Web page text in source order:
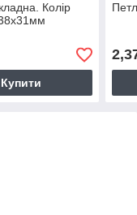
Колір
Купити